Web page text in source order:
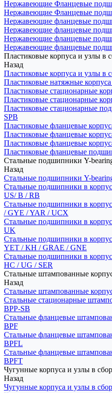
Нержавеющие Фланцевые
Нержавеющие Фланцевые
Нержавеющие фланцевые
Нержавеющие фланцевые
Нержавеющие фланцевые
Нержавеющие фланцевые
Пластиковые корпуса и узлы в
Назад
Пластиковые корпуса и узлы в
Пластиковые натяжные
Пластиковые стационарные
Пластиковые стационарные
Пластиковые стационарные
SPB
Пластиковые фланцевые
Пластиковые фланцевые
Пластиковые фланцевые
Пластиковые фланцевые
Стальные подшипники Y-
Назад
Стальные подшипники Y-
Стальные подшипники в
US/ B / RB
Стальные подшипники в
/ GYE / YAR / UCX
Стальные подшипники в корпус
UK
Стальные подшипники в
YET / KH / GRAE / GNE
Стальные подшипники в
HC / UG / SER
Стальные штампованные
Назад
Стальные штампованные
Стальные стационарные
BPP-SB
Стальные фланцевые
BPF
Стальные фланцевые
BPFL
Стальные фланцевые
BPFT
Чугунные корпуса и узлы в
Назад
Чугунные корпуса и узлы в